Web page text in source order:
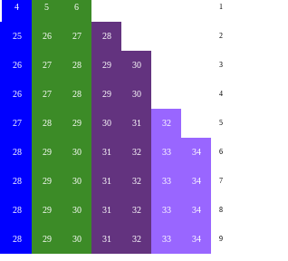
4 5 6 1
25 26 27 28 2
26 27 28 29 30 3
26 27 28 29 30 4
27 28 29 30 31 32 5
28 29 30 31 32 33 34 6
28 29 30 31 32 33 34 7
28 29 30 31 32 33 34 8
28 29 30 31 32 33 34 9